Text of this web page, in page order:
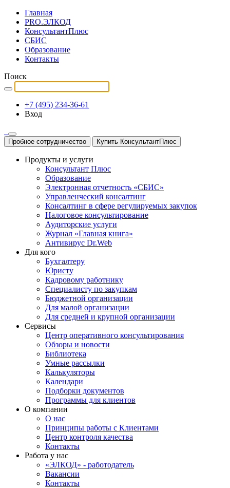
Главная
PRO.ЭЛКОД
КонсультантПлюс
СБИС
Образование
Контакты
Поиск
+7 (495) 234-36-61
Вход
Пробное сотрудничество Купить КонсультантПлюс
Продукты и услуги
Консультант Плюс
Образование
Электронная отчетность «СБИС»
Управленческий консалтинг
Консалтинг в сфере регулируемых закупок
Налоговое консультирование
Аудиторские услуги
Журнал «Главная книга»
Антивирус Dr.Web
Для кого
Бухгалтеру
Юристу
Кадровому работнику
Специалисту по закупкам
Бюджетной организации
Для малой организации
Для средней и крупной организации
Сервисы
Центр оперативного консультирования
Обзоры и новости
Библиотека
Умные рассылки
Калькуляторы
Календари
Подборки документов
Программы для клиентов
О компании
О нас
Принципы работы с Клиентами
Центр контроля качества
Контакты
Работа у нас
«ЭЛКОД» - работодатель
Вакансии
Контакты